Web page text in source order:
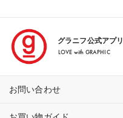
グラニフ公式アプリ
LOVE with GRAPHIC
お問い合わせ